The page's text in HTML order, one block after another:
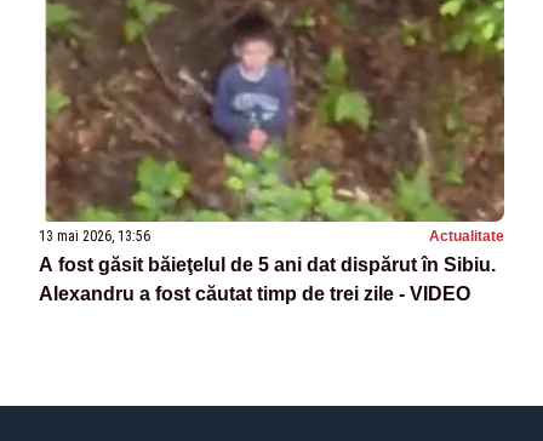
13 mai 2026, 13:56 Actualitate
A fost găsit băieţelul de 5 ani dat dispărut în Sibiu.
Alexandru a fost căutat timp de trei zile - VIDEO